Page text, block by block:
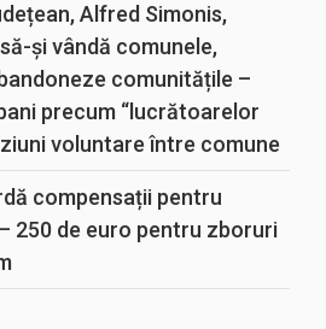
Alfred Simonis,
și vândă comunele,
comunitățile –
precum “lucrătoarelor
voluntare între comune
compensații pentru
250 de euro pentru zboruri